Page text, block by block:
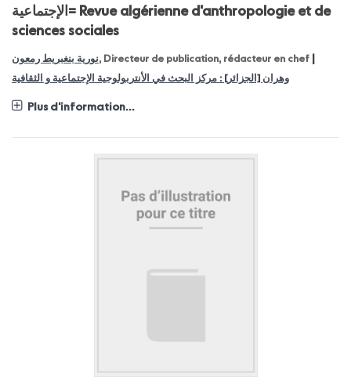
الإجتماعية= Revue algérienne d'anthropologie et de
sciences sociales
نورية بنغبريط رمعون, Directeur de publication, rédacteur en chef
وهران [الجزائر] : مركز البحث في الأنتربولوجية الإجتماعية و الثقافية
Plus d'information...